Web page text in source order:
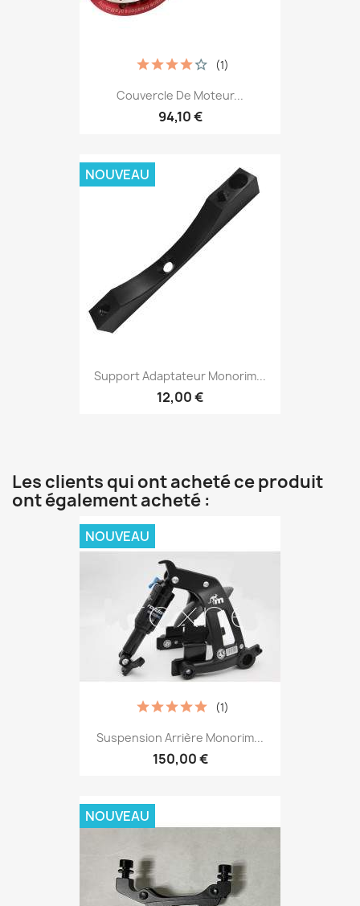
Couvercle De Moteur...
94,10 €
(1)
Support Adaptateur Monorim...
12,00 €
NOUVEAU
Les clients qui ont acheté ce produit
ont également acheté :
Suspension Arrière Monorim...
150,00 €
(1)
NOUVEAU
NOUVEAU